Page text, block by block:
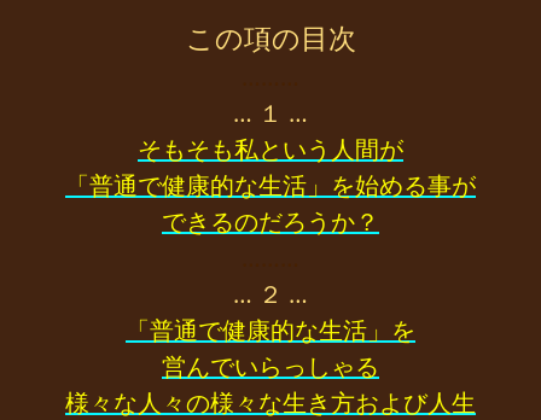
この項の目次
… １ …
そもそも私という人間が
「普通で健康的な生活」を始める事が
できるのだろうか？
… ２ …
「普通で健康的な生活」を
営んでいらっしゃる
様々な人々の様々な生き方および人生